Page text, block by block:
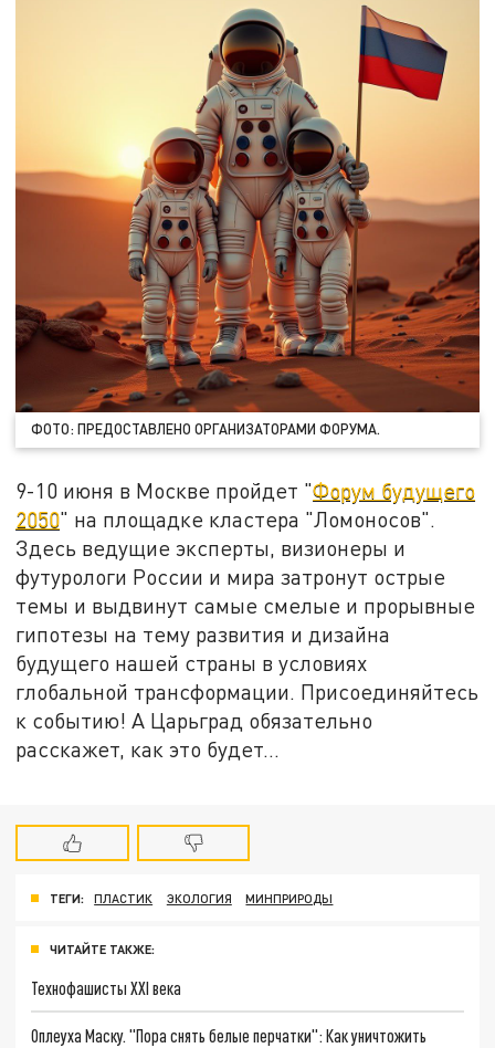
ФОТО: ПРЕДОСТАВЛЕНО ОРГАНИЗАТОРАМИ ФОРУМА.
9-10 июня в Москве пройдет "Форум будущего
2050" на площадке кластера "Ломоносов".
Здесь ведущие эксперты, визионеры и
футурологи России и мира затронут острые
темы и выдвинут самые смелые и прорывные
гипотезы на тему развития и дизайна
будущего нашей страны в условиях
глобальной трансформации. Присоединяйтесь
к событию! А Царьград обязательно
расскажет, как это будет...
ТЕГИ: ПЛАСТИК ЭКОЛОГИЯ МИНПРИРОДЫ
ЧИТАЙТЕ ТАКЖЕ:
Технофашисты XXI века
Оплеуха Маску. "Пора снять белые перчатки": Как уничтожить